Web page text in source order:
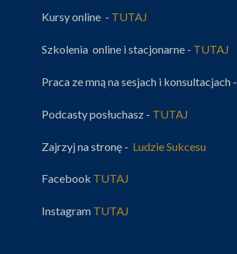
Kursy online - TUTAJ
Szkolenia online i stacjonarne - TUTAJ
Praca ze mną na sesjach i konsultacjach -
Podcasty posłuchasz - TUTAJ
Zajrzyj na stronę - Ludzie Sukcesu
Facebook TUTAJ
Instagram TUTAJ